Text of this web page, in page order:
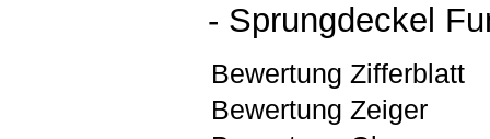
- Sprungdeckel
Bewertung Zifferblatt
Bewertung Zeiger